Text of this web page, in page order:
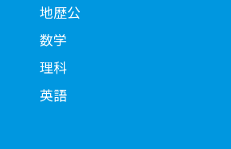
地歴公
数学
理科
英語